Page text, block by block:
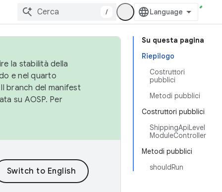
/
Su questa pagina
Riepilogo
Costruttori
pubblici
Metodi pubblici
Costruttori pubblici
ShippingApiLevel
ModuleController
Metodi pubblici
shouldRun
la stabilità della
e nel quarto
branch del manifest
su AOSP. Per